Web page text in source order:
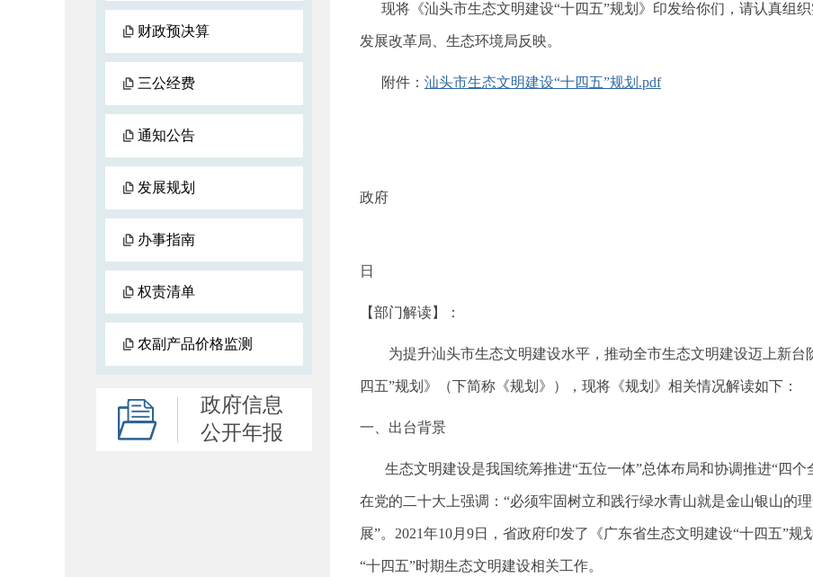
财政预决算
三公经费
通知公告
发展规划
办事指南
权责清单
农副产品价格监测
政府信息
公开年报
现将《汕头市生态文明建设“十四五”规划》印发给你们，请认真组
发展改革局、生态环境局反映。
附件： 汕头市生态文明建设“十四五”规划.pdf
汕头市
政府
2022年
日
【部门解读】：
为提升汕头市生态文明建设水平，推动全市生态文明建设迈上新台
四五”规划》（下简称《规划》），现将《规划》相关情况解读如下：
一、出台背景
生态文明建设是我国统筹推进“五位一体”总体布局和协调推进“四个
在党的二十大上强调：“必须牢固树立和践行绿水青山就是金山银山的
展”。2021年10月9日，省政府印发了《广东省生态文明建设“十四五”
“十四五”时期生态文明建设相关工作。